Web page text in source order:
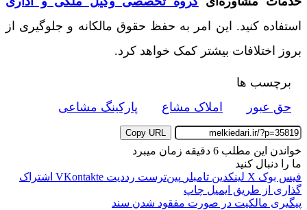
استفاده کنید. این امر به حفظ حقوق مالکانه و جلوگیری از
بروز اختلافات بیشتر کمک خواهد کرد.
برچسب ها
حق عبور
املاک مشاع پارکینگ مشاعی
Copy URL
خواندن این مطلب 6 دقیقه زمان میبرد
ما را دنبال کنید
فیس بوک X لینکدین ‫تامبلر ‫پین‌ترست ‫رددیت ‫VKontakte اشتراک
گذاری از طریق ایمیل چاپ
پیگیری مالکیت در صورت مفقود شدن سند